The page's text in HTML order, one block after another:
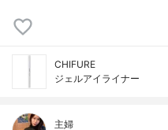
CHIFURE
ジェルアイライナー
主婦